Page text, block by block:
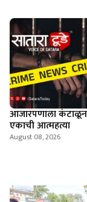
आजारपणाला कंटाळून
एकाची आत्महत्या
August 08, 2026